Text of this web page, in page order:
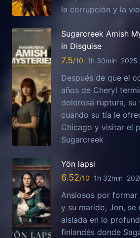
la corrupción y la
Sugarcreek Amish
in Disguise
7.5 1h 30min 2025
Después de que el
años de Cheryl
dolorosa ruptura, su
cuando su tía le
Chicago y visitar el
Sugarcreek
Yön lapsi
6.52 1h 32min
Ansiosos por formar
y su marido, Jon, se
aislada en lo
finlandés donde